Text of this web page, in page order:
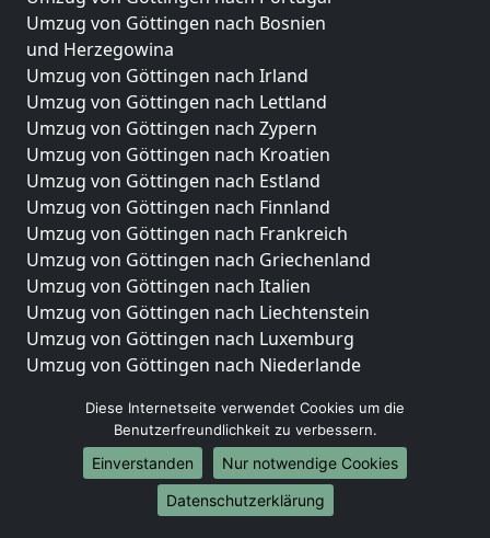
Umzug von Göttingen nach Bosnien
und Herzegowina
Umzug von Göttingen nach Irland
Umzug von Göttingen nach Lettland
Umzug von Göttingen nach Zypern
Umzug von Göttingen nach Kroatien
Umzug von Göttingen nach Estland
Umzug von Göttingen nach Finnland
Umzug von Göttingen nach Frankreich
Umzug von Göttingen nach Griechenland
Umzug von Göttingen nach Italien
Umzug von Göttingen nach Liechtenstein
Umzug von Göttingen nach Luxemburg
Umzug von Göttingen nach Niederlande
Umzüge-Deutschlandweit
Umzug von Göttingen nach Berlin
Umzug von Göttingen nach Hamburg
Umzug von Göttingen nach München
Diese Internetseite verwendet Cookies um die
Benutzerfreundlichkeit zu verbessern.
Einverstanden
Nur notwendige Cookies
Datenschutzerklärung